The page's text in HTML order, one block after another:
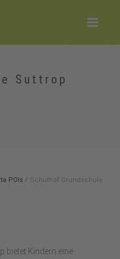
Suttrop
POIs / Schulhof Grundschule
bietet Kindern eine